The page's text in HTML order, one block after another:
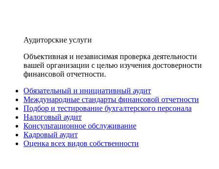
Аудиторские услуги
Объективная и независимая проверка деятельности
вашей организации с целью изучения достоверности
финансовой отчетности.
Обязательный и инициативный аудит
Международные стандарты финансовой отчетности
Подбор и тестирование бухгалтерского персонала
Налоговый аудит
Консультационное обслуживание
Кадровый аудит
Оценка всех видов собственности